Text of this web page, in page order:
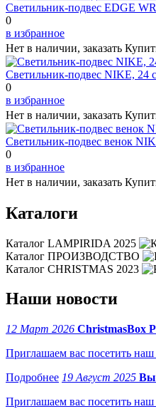
Светильник-подвес EDGE
0
в избранное
Нет в наличии, заказать
Светильник-подвес NIKE, 24
0
в избранное
Нет в наличии, заказать
Светильник-подвес венок
0
в избранное
Нет в наличии, заказать
Каталоги
Каталог LAMPIRIDA 2025
Каталог ПРОИЗВОДСТВО
Каталог CHRISTMAS 2023
Наши новости
12 Март 2026 ChristmasBox
Приглашаем вас посетить
19 Август 2025
Приглашаем вас посетить